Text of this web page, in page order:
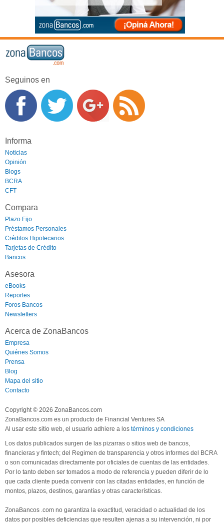
Seguinos en
Informa
Noticias
Opinión
Blogs
BCRA
CFT
Compara
Plazo Fijo
Préstamos Personales
Créditos Hipotecarios
Tarjetas de Crédito
Bancos
Asesora
eBooks
Reportes
Foros Bancos
Newsletters
Acerca de ZonaBancos
Empresa
Quiénes Somos
Prensa
Blog
Mapa del sitio
Contacto
Copyright © 2026 ZonaBancos.com
ZonaBancos.com es un producto de Financial Ventures SA
Al usar este sitio web, el usuario adhiere a los términos y condiciones
Los datos publicados surgen de las pizarras o sitios web de bancos,
financieras y fintech; del Regimen de transparencia y otros informes del BCRA
o son comunicadas directamente por oficiales de cuentas de las entidades.
Por lo tanto deben ser tomados a modo de referencia y pueden diferir de lo
que cada cliente pueda convenir con las citadas entidades, en función de
montos, plazos, destinos, garantías y otras características.
ZonaBancos .com no garantiza la exactitud, veracidad o actualidad de los
datos por posibles deficiencias que resulten ajenas a su intervención, ni por